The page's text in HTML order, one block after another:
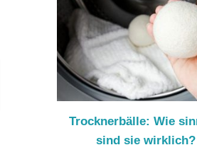
Trocknerbälle: Wie
sind sie wirklich?